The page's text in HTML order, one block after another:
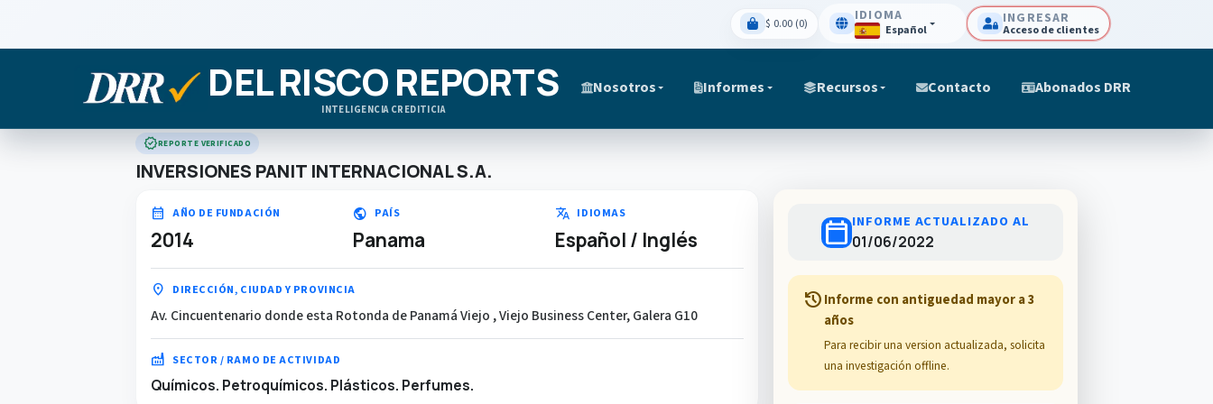
$ 0.00 (0) IDIOMA
Español
INGRESAR
Acceso de clientes
DEL RISCO REPORTS
INTELIGENCIA CREDITICIA
Nosotros Informes Recursos Contacto Abonados DRR
verifiedREPORTE VERIFICADO
INVERSIONES PANIT INTERNACIONAL S.A.
calendar_month AÑO DE FUNDACIÓN
2014
public PAÍS
Panama
translate IDIOMAS
Español / Inglés
location_on DIRECCIÓN, CIUDAD Y PROVINCIA
Av. Cincuentenario donde esta Rotonda de Panamá Viejo , Viejo Business Center, Galera G10
factory SECTOR / RAMO DE ACTIVIDAD
Químicos. Petroquímicos. Plásticos. Perfumes.
calendar_todayINFORME ACTUALIZADO AL
01/06/2022
historyInforme con antiguedad mayor a 3
años
Para recibir una version actualizada, solicita
una investigación offline.